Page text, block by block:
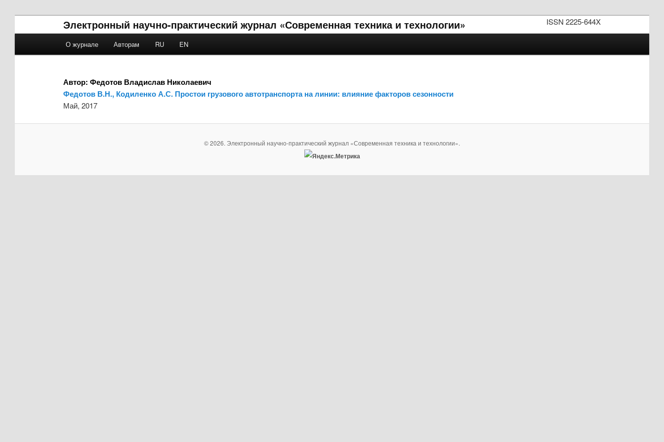
ISSN 2225-644X
Электронный научно-практический журнал «Современная техника и технологии»
Skip to primary content
Skip to secondary content
О журнале Авторам RU EN
Автор: Федотов Владислав Николаевич
Федотов В.Н., Кодиленко А.С. Простои грузового автотранспорта на линии: влияние факторов сезонности
Май, 2017
© 2026. Электронный научно-практический журнал «Современная техника и технологии».